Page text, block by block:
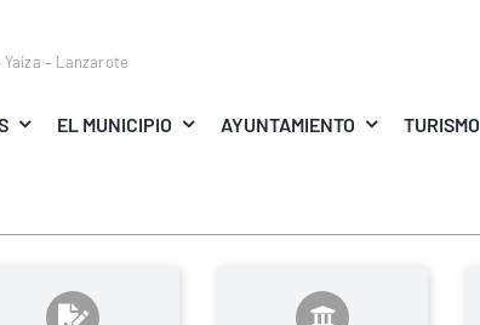
– Lanzarote
EL MUNICIPIO AYUNTAMIENTO TURISMO